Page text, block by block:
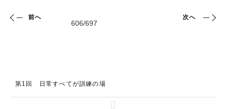
前へ 次へ
第1回 日常すべてが訓練の場